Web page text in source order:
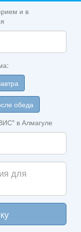
и в
обеда
в Алмагуле